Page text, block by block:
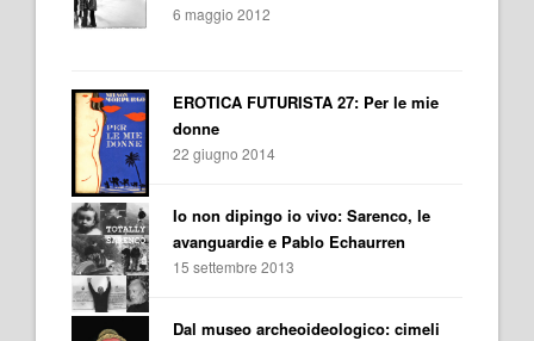
6 maggio 2012
EROTICA FUTURISTA 27: Per le mie
donne
22 giugno 2014
Io non dipingo io vivo: Sarenco, le
avanguardie e Pablo Echaurren
15 settembre 2013
Dal museo archeoideologico: cimeli